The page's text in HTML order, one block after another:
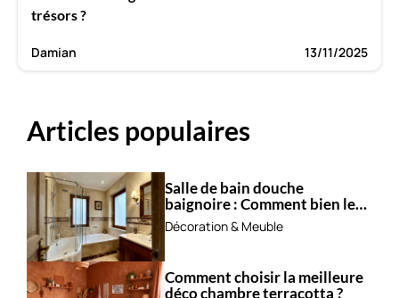
trésors ?
Damian 13/11/2025
Articles populaires
Salle de bain douche
baignoire : Comment bien les
combiner ?
Décoration & Meuble
Comment choisir la meilleure
déco chambre terracotta ?